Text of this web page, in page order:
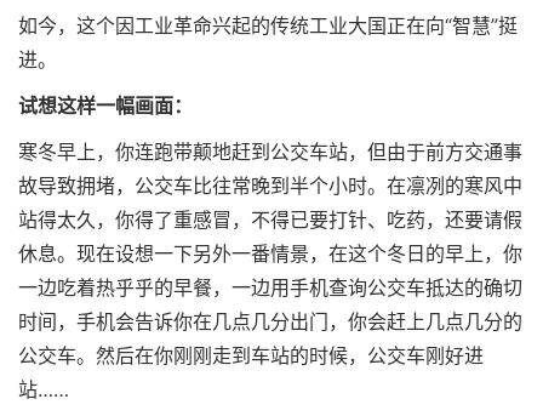
如今，这个因工业革命兴起的传统工业大国正在向“智慧”挺
进。
试想这样一幅画面：
寒冬早上，你连跑带颠地赶到公交车站，但由于前方交通事
故导致拥堵，公交车比往常晚到半个小时。在凛冽的寒风中
站得太久，你得了重感冒，不得已要打针、吃药，还要请假
休息。现在设想一下另外一番情景，在这个冬日的早上，你
一边吃着热乎乎的早餐，一边用手机查询公交车抵达的确切
时间，手机会告诉你在几点几分出门，你会赶上几点几分的
公交车。然后在你刚刚走到车站的时候，公交车刚好进
站……